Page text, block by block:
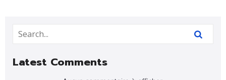
Latest Comments